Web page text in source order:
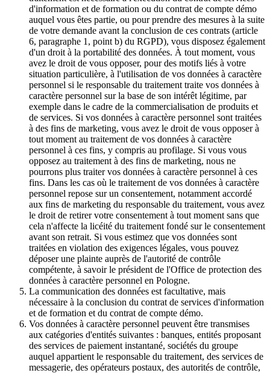
d'information et de formation ou du contrat de compte démo
auquel vous êtes partie, ou pour prendre des mesures à la suite
de votre demande avant la conclusion de ces contrats (article
6, paragraphe 1, point b) du RGPD), vous disposez également
d'un droit à la portabilité des données. À tout moment, vous
avez le droit de vous opposer, pour des motifs liés à votre
situation particulière, à l'utilisation de vos données à caractère
personnel si le responsable du traitement traite vos données à
caractère personnel sur la base de son intérêt légitime, par
exemple dans le cadre de la commercialisation de produits et
de services. Si vos données à caractère personnel sont traitées
à des fins de marketing, vous avez le droit de vous opposer à
tout moment au traitement de vos données à caractère
personnel à ces fins, y compris au profilage. Si vous vous
opposez au traitement à des fins de marketing, nous ne
pourrons plus traiter vos données à caractère personnel à ces
fins. Dans les cas où le traitement de vos données à caractère
personnel repose sur un consentement, notamment accordé
aux fins de marketing du responsable du traitement, vous avez
le droit de retirer votre consentement à tout moment sans que
cela n'affecte la licéité du traitement fondé sur le consentement
avant son retrait. Si vous estimez que vos données sont
traitées en violation des exigences légales, vous pouvez
déposer une plainte auprès de l'autorité de contrôle
compétente, à savoir le président de l'Office de protection des
données à caractère personnel en Pologne.
La communication des données est facultative, mais
nécessaire à la conclusion du contrat de services d'information
et de formation et du contrat de compte démo.
Vos données à caractère personnel peuvent être transmises
aux catégories d'entités suivantes : banques, entités proposant
des services de paiement instantané, sociétés du groupe
auquel appartient le responsable du traitement, des services de
messagerie, des opérateurs postaux, des autorités de contrôle,